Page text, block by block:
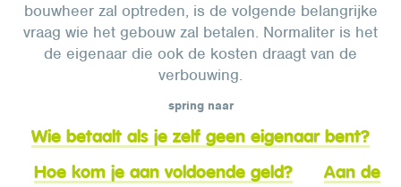
bouwheer zal optreden, is de volgende belangrijke
vraag wie het gebouw zal betalen. Normaliter is het
de eigenaar die ook de kosten draagt van de
verbouwing.
spring naar
Wie betaalt als je zelf geen eigenaar bent?
Hoe kom je aan voldoende geld?
Aan de